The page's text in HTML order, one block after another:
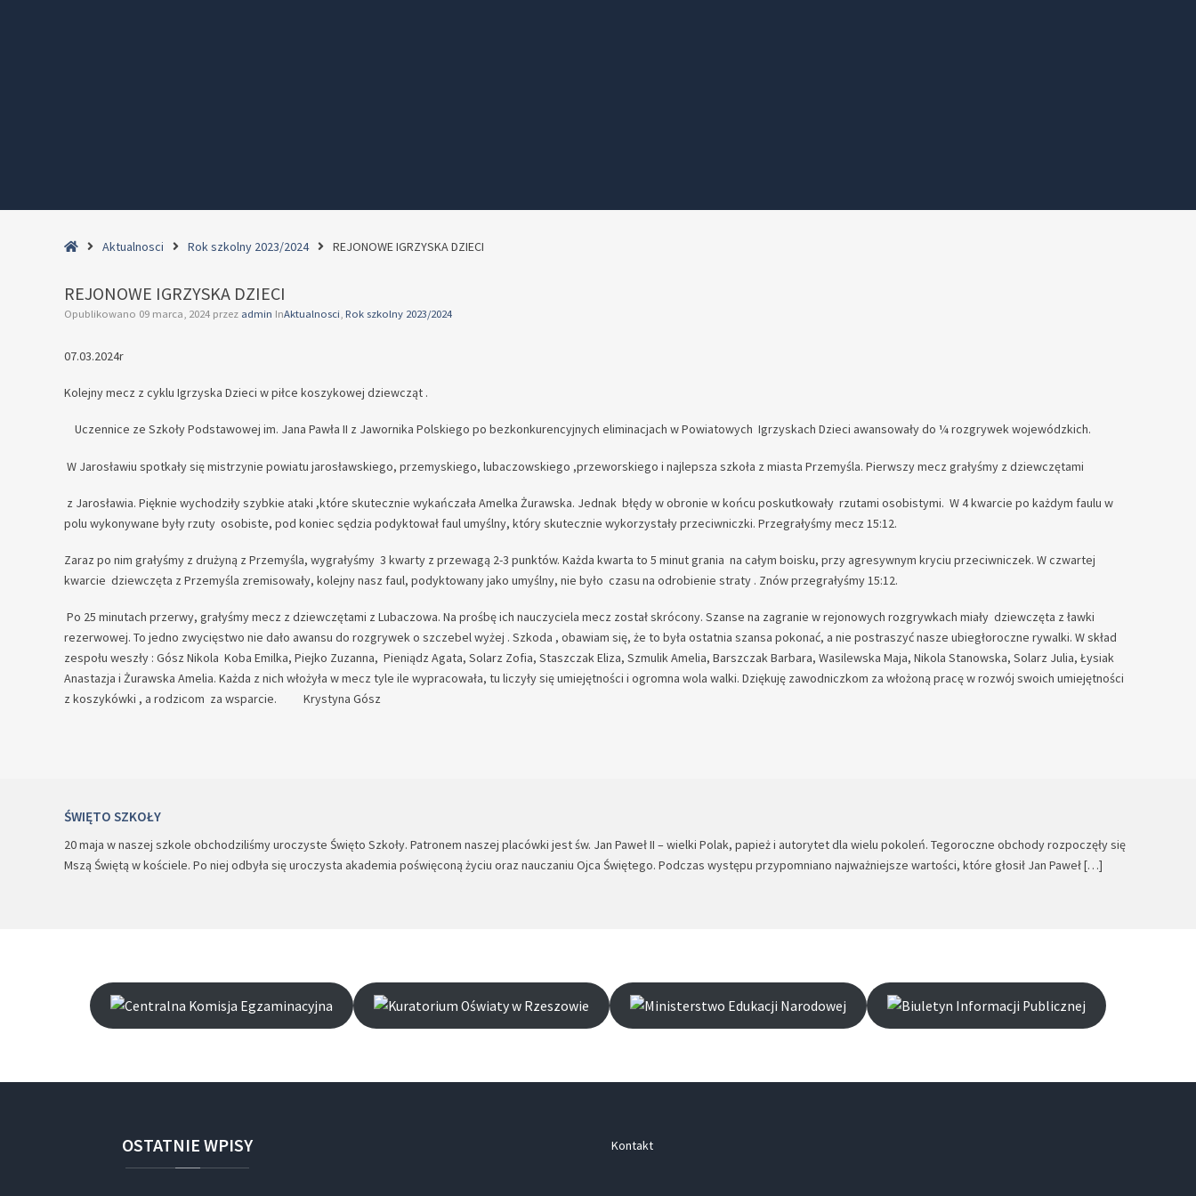
HomeAktualnosci Rok szkolny 2023/2024 REJONOWE IGRZYSKA DZIECI
REJONOWE IGRZYSKA DZIECI
Opublikowano 09 marca, 2024 przez admin InAktualnosci, Rok szkolny 2023/2024
07.03.2024r
Kolejny mecz z cyklu Igrzyska Dzieci w piłce koszykowej dziewcząt .
Uczennice ze Szkoły Podstawowej im. Jana Pawła II z Jawornika Polskiego po bezkonkurencyjnych eliminacjach w Powiatowych Igrzyskach Dzieci awansowały do ¼ rozgrywek wojewódzkich.
W Jarosławiu spotkały się mistrzynie powiatu jarosławskiego, przemyskiego, lubaczowskiego ,przeworskiego i najlepsza szkoła z miasta Przemyśla. Pierwszy mecz grałyśmy z dziewczętami
z Jarosławia. Pięknie wychodziły szybkie ataki ,które skutecznie wykańczała Amelka Żurawska. Jednak błędy w obronie w końcu poskutkowały rzutami osobistymi. W 4 kwarcie po każdym faulu w
polu wykonywane były rzuty osobiste, pod koniec sędzia podyktował faul umyślny, który skutecznie wykorzystały przeciwniczki. Przegrałyśmy mecz 15:12.
Zaraz po nim grałyśmy z drużyną z Przemyśla, wygrałyśmy 3 kwarty z przewagą 2-3 punktów. Każda kwarta to 5 minut grania na całym boisku, przy agresywnym kryciu przeciwniczek. W czwartej
kwarcie dziewczęta z Przemyśla zremisowały, kolejny nasz faul, podyktowany jako umyślny, nie było czasu na odrobienie straty . Znów przegrałyśmy 15:12.
Po 25 minutach przerwy, grałyśmy mecz z dziewczętami z Lubaczowa. Na prośbę ich nauczyciela mecz został skrócony. Szanse na zagranie w rejonowych rozgrywkach miały dziewczęta z ławki
rezerwowej. To jedno zwycięstwo nie dało awansu do rozgrywek o szczebel wyżej . Szkoda , obawiam się, że to była ostatnia szansa pokonać, a nie postraszyć nasze ubiegłoroczne rywalki. W skład
zespołu weszły : Gósz Nikola Koba Emilka, Piejko Zuzanna, Pieniądz Agata, Solarz Zofia, Staszczak Eliza, Szmulik Amelia, Barszczak Barbara, Wasilewska Maja, Nikola Stanowska, Solarz Julia, Łysiak
Anastazja i Żurawska Amelia. Każda z nich włożyła w mecz tyle ile wypracowała, tu liczyły się umiejętności i ogromna wola walki. Dziękuję zawodniczkom za włożoną pracę w rozwój swoich umiejętności
z koszykówki , a rodzicom za wsparcie. Krystyna Gósz
ŚWIĘTO SZKOŁY
20 maja w naszej szkole obchodziliśmy uroczyste Święto Szkoły. Patronem naszej placówki jest św. Jan Paweł II – wielki Polak, papież i autorytet dla wielu pokoleń. Tegoroczne obchody rozpoczęły się
Mszą Świętą w kościele. Po niej odbyła się uroczysta akademia poświęconą życiu oraz nauczaniu Ojca Świętego. Podczas występu przypomniano najważniejsze wartości, które głosił Jan Paweł […]
OSTATNIE WPISY Kontakt